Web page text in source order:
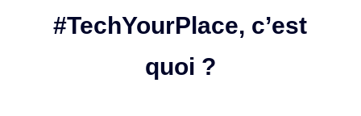
#TechYourPlace, c’est
quoi ?